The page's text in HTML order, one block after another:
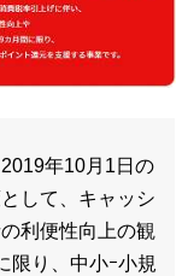
年10月1日の
して、キャッシ
利便性向上の観
限り、中小ｰ小規